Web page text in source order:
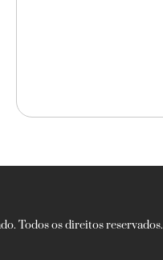
Todos os direitos reservados.